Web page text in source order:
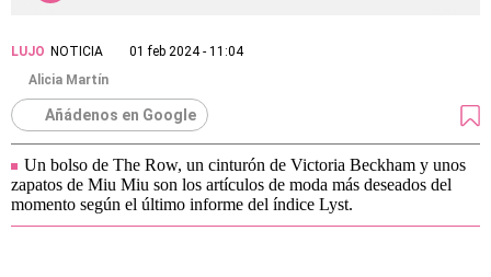
LUJO NOTICIA
01 feb 2024 - 11:04
Alicia Martín
Añádenos en Google
Un bolso de The Row, un cinturón de Victoria Beckham y unos
zapatos de Miu Miu son los artículos de moda más deseados del
momento según el último informe del índice Lyst.